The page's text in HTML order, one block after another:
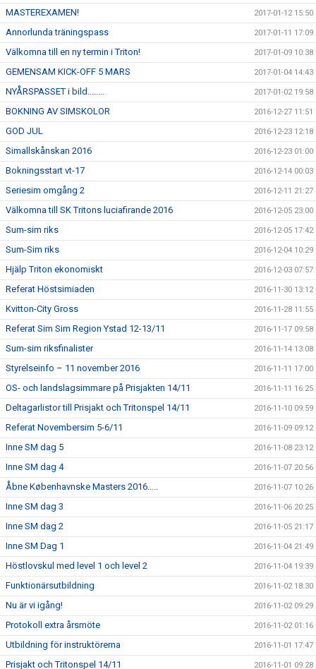
MASTEREXAMEN! 2017-01-12 15:50
Annorlunda träningspass 2017-01-11 17:09
Välkomna till en ny termin i Triton! 2017-01-09 10:38
GEMENSAM KICK-OFF 5 MARS 2017-01-04 14:43
NYÅRSPASSET i bild........ 2017-01-02 19:58
BOKNING AV SIMSKOLOR 2016-12-27 11:51
GOD JUL 2016-12-23 12:18
Simallskånskan 2016 2016-12-23 01:00
Bokningsstart vt-17 2016-12-14 00:03
Seriesim omgång 2 2016-12-11 21:27
Välkomna till SK Tritons luciafirande 2016 2016-12-05 23:00
Sum-sim riks 2016-12-05 17:42
Sum-Sim riks 2016-12-04 10:29
Hjälp Triton ekonomiskt 2016-12-03 07:57
Referat Höstsimiaden 2016-11-30 13:12
Kvitton-City Gross 2016-11-28 11:55
Referat Sim Sim Region Ystad 12-13/11 2016-11-17 09:58
Sum-sim riksfinalister 2016-11-14 13:08
Styrelseinfo – 11 november 2016 2016-11-11 17:00
OS- och landslagsimmare på Prisjakten 14/11 2016-11-11 16:25
Deltagarlistor till Prisjakt och Tritonspel 14/11 2016-11-10 09:59
Referat Novembersim 5-6/11 2016-11-09 09:12
Inne SM dag 5 2016-11-08 23:12
Inne SM dag 4 2016-11-07 20:56
Åbne Københavnske Masters 2016….. 2016-11-07 10:26
Inne SM dag 3 2016-11-06 20:25
Inne SM dag 2 2016-11-05 21:17
Inne SM Dag 1 2016-11-04 21:49
Höstlovskul med level 1 och level 2 2016-11-04 19:39
Funktionärsutbildning 2016-11-02 18:30
Nu är vi igång! 2016-11-02 09:29
Protokoll extra årsmöte 2016-11-02 01:16
Utbildning för instruktörerna 2016-11-01 17:47
Prisjakt och Tritonspel 14/11 2016-11-01 09:28